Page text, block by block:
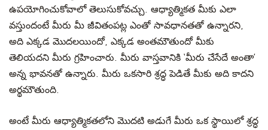
ఉపయోగించుకోవాలో తెలుసుకోవచ్చు. ఆధ్యాత్మికత మీకు ఎలా
వస్తుందంటే మీరు మీ జీవితంపట్ల ఎంతో సావధానతతో ఉన్నారని,
అది ఎక్కడ మొదలయిందో, ఎక్కడ అంతమౌతుందో మీకు
తెలియదని మీరు గ్రహించారు. మీరు వాస్తవానికి ‘మీరు చేసేదే అంతా’
అన్న భావనతో ఉన్నారు. మీరు ఒకసారి శ్రద్ధ పెడితే మీకు అది కాదని
అర్థమౌతుంది.
అంటే మీరు ఆధ్యాత్మికతలోని మొదటి అడుగే మీరు ఒక స్థాయిలో శ్రద్ధ